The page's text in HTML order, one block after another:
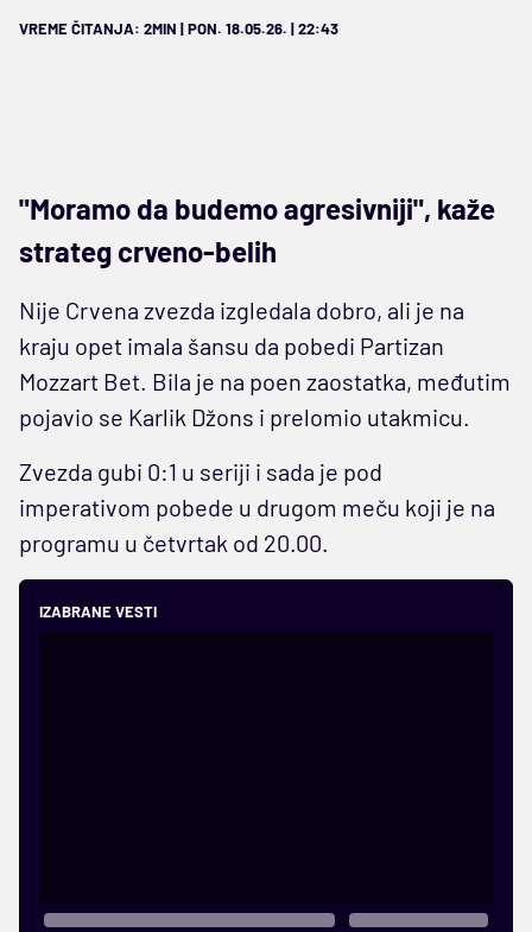
VREME ČITANJA: 2MIN | PON. 18.05.26. | 22:43
"Moramo da budemo agresivniji", kaže
strateg crveno-belih
Nije Crvena zvezda izgledala dobro, ali je na
kraju opet imala šansu da pobedi Partizan
Mozzart Bet. Bila je na poen zaostatka, međutim
pojavio se Karlik Džons i prelomio utakmicu.
Zvezda gubi 0:1 u seriji i sada je pod
imperativom pobede u drugom meču koji je na
programu u četvrtak od 20.00.
IZABRANE VESTI